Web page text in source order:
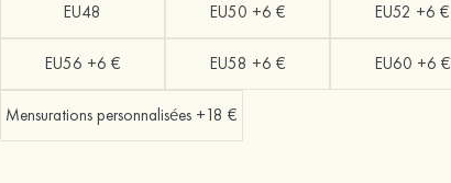
EU48 EU50 +6 € EU52 +6 €
EU56 +6 € EU58 +6 € EU60 +6 €
Mensurations personnalisées +18 €